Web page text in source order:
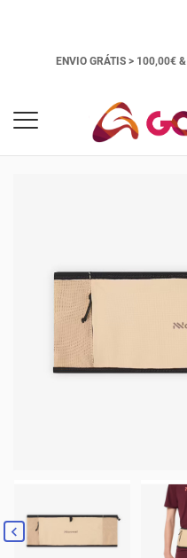
ENVIO GRÁTIS > 100,00€ &
